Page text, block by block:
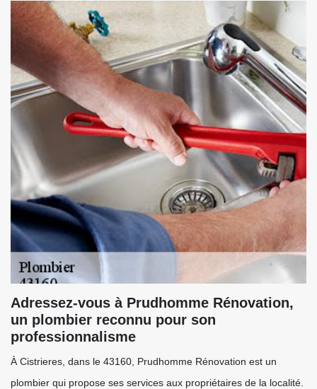
Adressez-vous à Prudhomme Rénovation,
un plombier reconnu pour son
professionnalisme
À Cistrieres, dans le 43160, Prudhomme Rénovation est un
plombier qui propose ses services aux propriétaires de la localité.